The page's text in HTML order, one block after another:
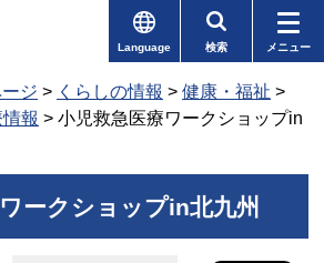
Language 検索 メニュー
ージ > くらしの情報 > 健康・福祉 >
報 > 小児救急医療ワークショップin
ークショップin北九州